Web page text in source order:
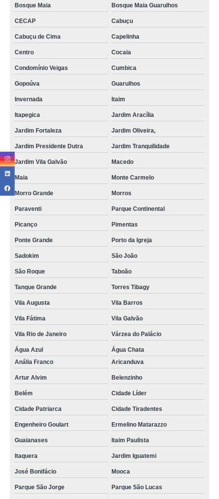
Bosque Maia Bosque Maia Guarulhos
CECAP Cabuçu
Cabuçu de Cima Capelinha
Centro Cocaia
Condomínio Veigas Cumbica
Gopoúva Guarulhos
Invernada Itaim
Itapegica Jardim Aracília
Jardim Fortaleza Jardim Oliveira,
Jardim Presidente Dutra Jardim Tranquilidade
Jardim Vila Galvão Macedo
Maia Monte Carmelo
Morro Grande Morros
Paraventi Parque Continental
Picanço Pimentas
Ponte Grande Porto da Igreja
Sadokim São João
São Roque Taboão
Tanque Grande Torres Tibagy
Vila Augusta Vila Barros
Vila Fátima Vila Galvão
Vila Rio de Janeiro Várzea do Palácio
Água Azul
Água Chata
Anália Franco
Aricanduva
Artur Alvim Belenzinho
Belém Cidade Líder
Cidade Patriarca Cidade Tiradentes
Engenheiro Goulart Ermelino Matarazzo
Guaianases Itaim Paulista
Itaquera Jardim Iguatemi
José Bonifácio Mooca
Parque São Jorge Parque São Lucas